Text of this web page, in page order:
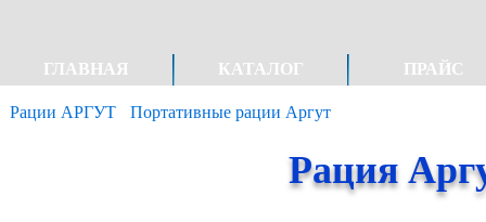
ГЛАВНАЯ КАТАЛОГ ПРАЙС
Рации АРГУТ Портативные рации Аргут
Рация